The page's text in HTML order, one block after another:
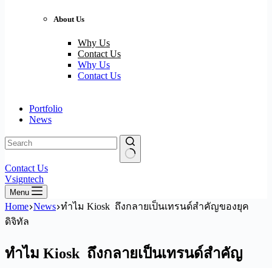
About Us
Why Us
Contact Us
Why Us
Contact Us
Portfolio
News
No
results
Contact Us
Vsigntech
Menu
Home News ทำไม Kiosk ถึงกลายเป็นเทรนด์สำคัญของยุค
ดิจิทัล
ทำไม Kiosk ถึงกลายเป็นเทรนด์สำคัญ